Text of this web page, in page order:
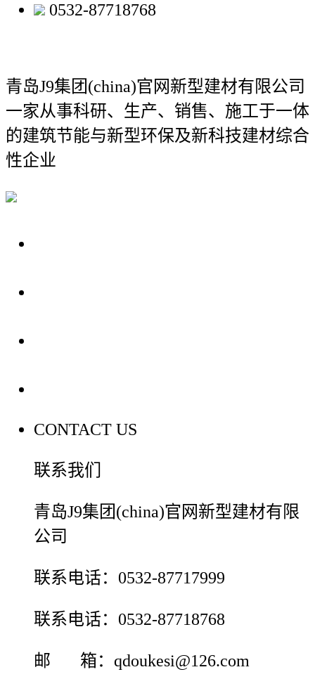
0532-87718768
青岛J9集团(china)官网新型建材有限公司
一家从事科研、生产、销售、施工于一体
的建筑节能与新型环保及新科技建材综合
性企业
CONTACT US
联系我们
青岛J9集团(china)官网新型建材有限
公司
联系电话：0532-87717999
联系电话：0532-87718768
邮 箱：qdoukesi@126.com